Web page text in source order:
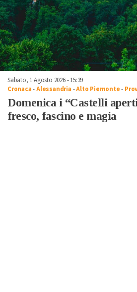
Sabato, 1 Agosto 2026 - 15:39
Cronaca-Alessandria -Alto Piemonte-
Domenica i “Castelli
fresco, fascino e magia